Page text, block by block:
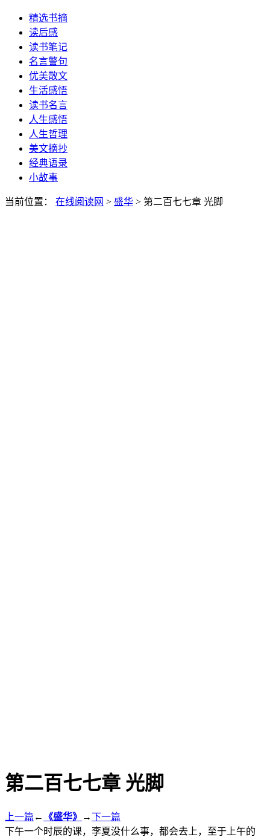
精选书摘
读后感
读书笔记
名言警句
优美散文
生活感悟
读书名言
人生感悟
人生哲理
美文摘抄
经典语录
小故事
当前位置： 在线阅读网 > 盛华 > 第二百七七章 光脚
第二百七七章 光脚
上一篇 ← 《盛华》 →下一篇
下午一个时辰的课，李夏没什么事，都会去上，至于上午的